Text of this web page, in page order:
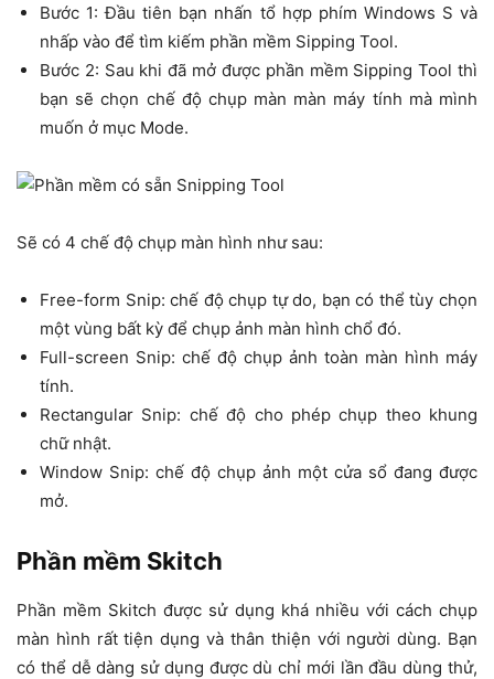
Bước 1: Đầu tiên bạn nhấn tổ hợp phím Windows S và
nhấp vào để tìm kiếm phần mềm Sipping Tool.
Bước 2: Sau khi đã mở được phần mềm Sipping Tool thì
bạn sẽ chọn chế độ chụp màn màn máy tính mà mình
muốn ở mục Mode.
Sẽ có 4 chế độ chụp màn hình như sau:
Free-form Snip: chế độ chụp tự do, bạn có thể tùy chọn
một vùng bất kỳ để chụp ảnh màn hình chổ đó.
Full-screen Snip: chế độ chụp ảnh toàn màn hình máy
tính.
Rectangular Snip: chế độ cho phép chụp theo khung
chữ nhật.
Window Snip: chế độ chụp ảnh một cửa sổ đang được
mở.
Phần mềm Skitch
Phần mềm Skitch được sử dụng khá nhiều với cách chụp
màn hình rất tiện dụng và thân thiện với người dùng. Bạn
có thể dễ dàng sử dụng được dù chỉ mới lần đầu dùng thử,